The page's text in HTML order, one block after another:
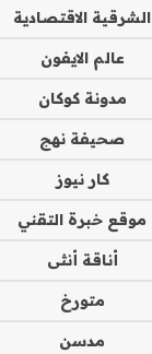
الشرقية الاقتصادية
عالم الايفون
مدونة كوكان
صحيفة نهج
كار نيوز
موقع خبرة التقني
أناقة أنثى
متورخ
مدسن